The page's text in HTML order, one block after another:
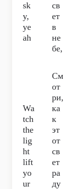
sk
y,
ye
ah
св
ет
в
не
бе,
Wa
tch
the
lig
ht
lift
yo
ur
См
от
ри,
ка
к
эт
от
св
ет
ра
ду